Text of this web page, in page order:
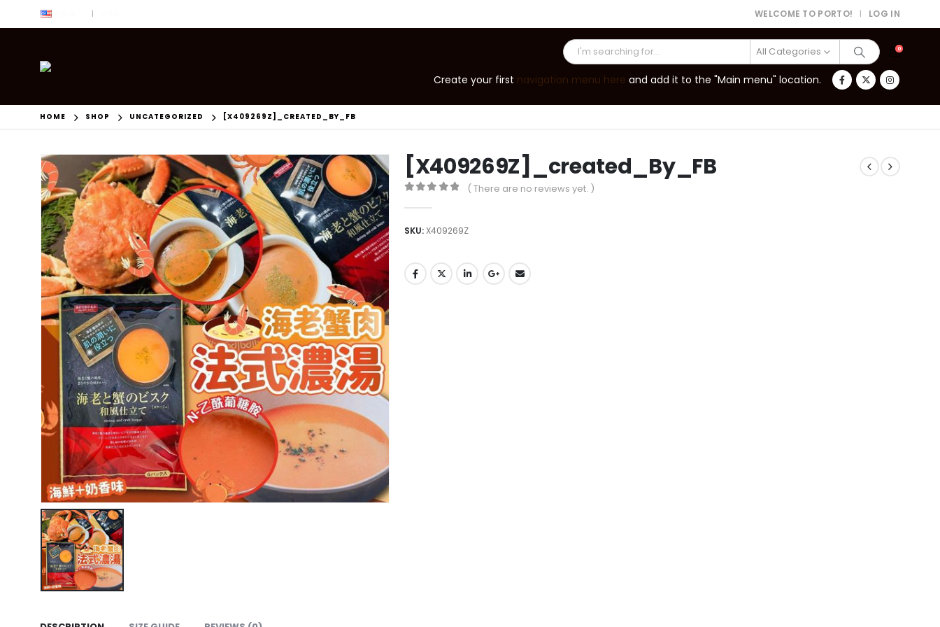
| WELCOME TO PORTO! | LOG IN
All Categories 0
Create your first navigation menu here and add it to the "Main menu" location.
HOME SHOP UNCATEGORIZED [X409269Z]_CREATED_BY_FB
[X409269Z]_created_By_FB
( There are no reviews yet. )
SKU:X409269Z